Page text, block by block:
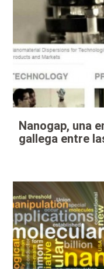
Nanogap, una
gallega entre